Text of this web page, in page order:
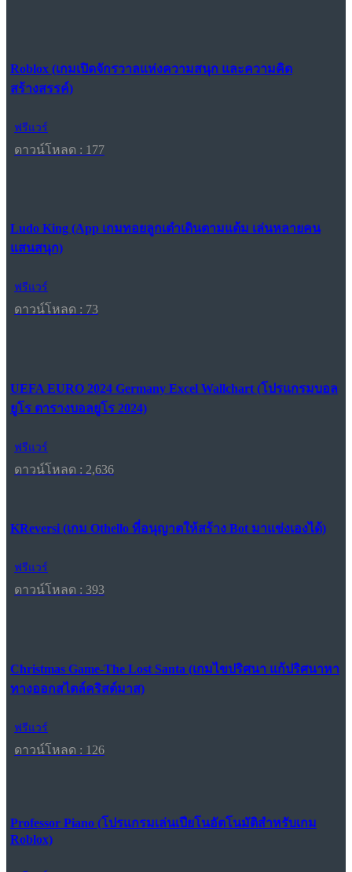
Roblox (เกมเปิดจักรวาลแห่งความสนุก และความคิด
สร้างสรรค์)
ฟรีแวร์
ดาวน์โหลด : 177
Ludo King (App เกมทอยลูกเต๋าเดินตามแต้ม เล่นหลายคน
แสนสนุก)
ฟรีแวร์
ดาวน์โหลด : 73
UEFA EURO 2024 Germany Excel Wallchart (โปรแกรมบอล
ยูโร ตารางบอลยูโร 2024)
ฟรีแวร์
ดาวน์โหลด : 2,636
KReversi (เกม Othello ที่อนุญาตให้สร้าง Bot มาแข่งเองได้)
ฟรีแวร์
ดาวน์โหลด : 393
Christmas Game-The Lost Santa (เกมไขปริศนา แก้ปริศนาหา
ทางออกสไตล์คริสต์มาส)
ฟรีแวร์
ดาวน์โหลด : 126
Professor Piano (โปรแกรมเล่นเปียโนอัตโนมัติสำหรับเกม
Roblox)